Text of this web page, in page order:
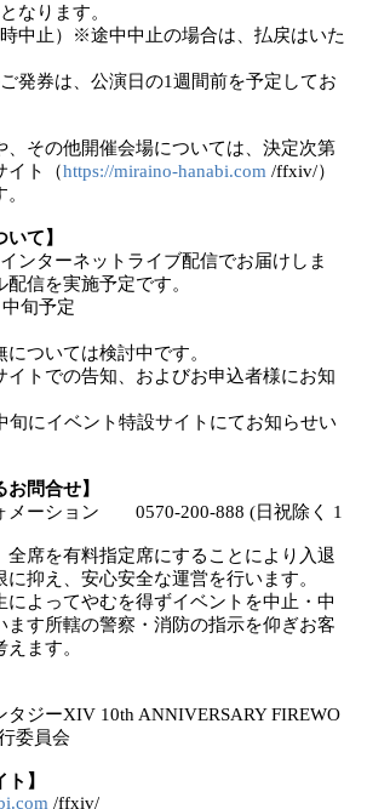
なります。
中止）※途中中止の場合は、払戻はいた
発券は、公演日の1週間前を予定してお
、その他開催会場については、決定次第
イト（https://miraino-hanabi.com /ffxiv/）
て】
ンターネットライブ配信でお届けしま
信を実施予定です。
旬予定
ついては検討中です。
トでの告知、およびお申込者様にお知
にイベント特設サイトにてお知らせい
お問合せ】
メーション 0570-200-888 (日祝除く 1
席を有料指定席にすることにより入退
抑え、安心安全な運営を行います。
よってやむを得ずイベントを中止・中
ます所轄の警察・消防の指示を仰ぎお客
ます。
タジーXIV 10th ANNIVERSARY FIREWO
委員会
】
/ffxiv/